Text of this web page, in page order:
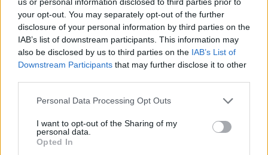
your opt-out. You may separately opt-out of the further
disclosure of your personal information by third parties on the
IAB’s list of downstream participants. This information may
also be disclosed by us to third parties on the IAB’s List of
Downstream Participants that may further disclose it to other
Please note that this website/app uses one or more Google
not limited to your visit or usage behaviour. You may click to
grant or deny consent to Google and its third-party tags to
use your data for below specified purposes in below Google
Personal Data Processing Opt Outs
I want to opt-out of the Sharing of my
personal data.
Opted In
Η Apple αποφασίζει ποιος μένει και ποιος φεύγει και
οι κανόνες δεν είναι ίδιοι για όλους